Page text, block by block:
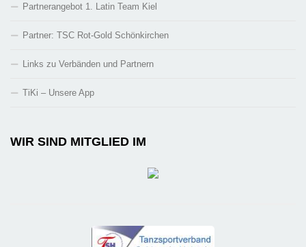
Partnerangebot 1. Latin Team Kiel
Partner: TSC Rot-Gold Schönkirchen
Links zu Verbänden und Partnern
TiKi – Unsere App
WIR SIND MITGLIED IM